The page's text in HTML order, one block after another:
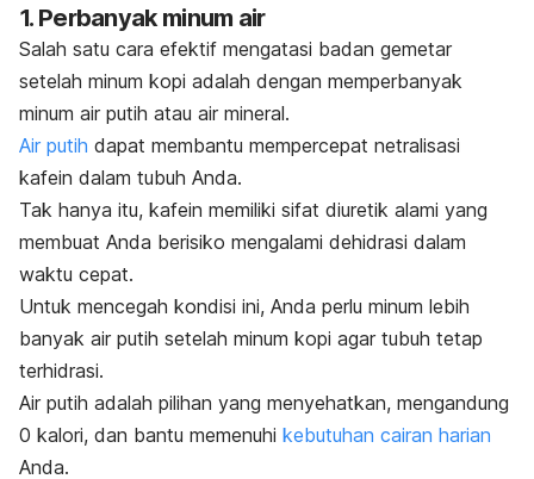
1. Perbanyak minum air
Salah satu cara efektif mengatasi badan gemetar
setelah minum kopi adalah dengan memperbanyak
minum air putih atau air mineral.
Air putih dapat membantu mempercepat netralisasi
kafein dalam tubuh Anda.
Tak hanya itu, kafein memiliki sifat diuretik alami yang
membuat Anda berisiko mengalami dehidrasi dalam
waktu cepat.
Untuk mencegah kondisi ini, Anda perlu minum lebih
banyak air putih setelah minum kopi agar tubuh tetap
terhidrasi.
Air putih adalah pilihan yang menyehatkan, mengandung
0 kalori, dan bantu memenuhi kebutuhan cairan harian
Anda.